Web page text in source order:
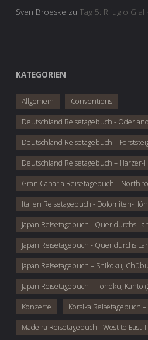
Sven Broeske zu Tag 5: Rifugio
KATEGORIEN
Allgemein Conventions
Deutschland Reisetagebuch -
Deutschland Reisetagebuch –
Deutschland Reisetagebuch – Harzer-
Gran Canaria Reisetagebuch – North
Italien Reisetagebuch - Dolomiten-
Japan Reisetagebuch - Quer durchs
Japan Reisetagebuch - Quer durchs
Japan Reisetagebuch – Shikoku,
Japan Reisetagebuch – Tōhoku, Kantō
Konzerte Korsika Reisetagebuch
Madeira Reisetagebuch - West to East